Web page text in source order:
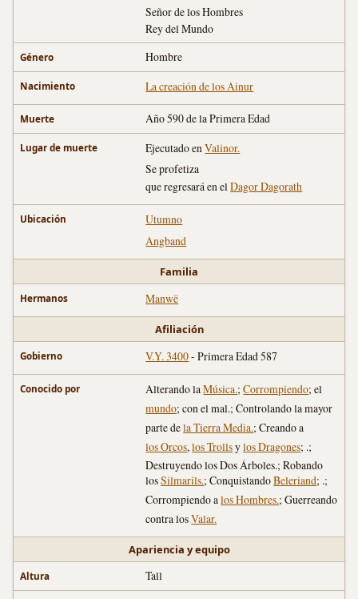
Señor de los Hombres
Rey del Mundo
Género Hombre
Nacimiento La creación de los Ainur
Muerte Año 590 de la Primera Edad
Lugar de muerte Ejecutado enValinor.
Se profetiza
que regresará en elDagor Dagorath
Ubicación
Utumno
Angband
Familia
Hermanos Manwë
Afiliación
Gobierno V.Y. 3400- Primera Edad 587
Conocido por Alterando laMúsica.;Corrompiendo; el
mundo; con el mal.; Controlando la mayor
parte dela Tierra Media.; Creando a
los Orcos,los Trollsylos Dragones; .;
Destruyendo los Dos Árboles.; Robando
losSilmarils.; ConquistandoBeleriand; .;
Corrompiendo alos Hombres.; Guerreando
contra losValar.
Apariencia y equipo
Altura Tall